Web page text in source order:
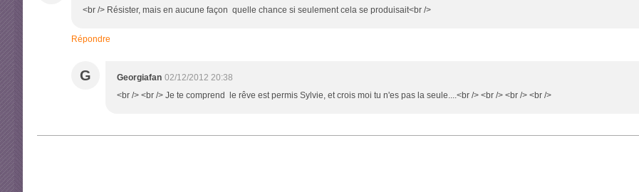
<br /> Résister, mais en aucune façon quelle chance si seulement cela se produisait<br />
Répondre
G Georgiafan 02/12/2012 20:38
<br /> <br /> Je te comprend le rêve est permis Sylvie, et crois moi tu n'es pas la seule....<br /> <br /> <br /> <br />